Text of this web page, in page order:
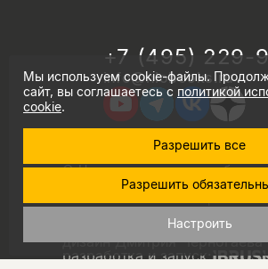
+7 (495) 229-
info@nlobooks.ru
© Новое литературное
правила продажи товаров
согласие на обработку
дизайн Дмитрия Черногаева
разработка и запуск:
Мы используем cookie-файлы.
сайт, вы соглашаетесь с политикой
cookie.
Разрешить все
Разрешить
Настроить